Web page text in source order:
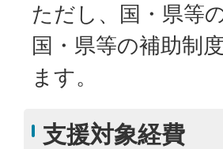
ただし、国・県等
国・県等の補助制
ます。
支援対象経費